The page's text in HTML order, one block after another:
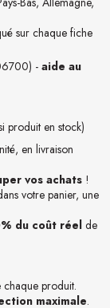
sur chaque fiche
- aide au
produit en stock)
en livraison
vos achats !
votre panier, une
du coût réelde
chaque produit.
maximale.